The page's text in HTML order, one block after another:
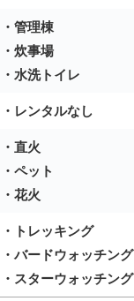
・管理棟
・炊事場
・水洗トイレ
・レンタルなし
・直火
・ペット
・花火
・トレッキング
・バードウォッチング
・スターウォッチング